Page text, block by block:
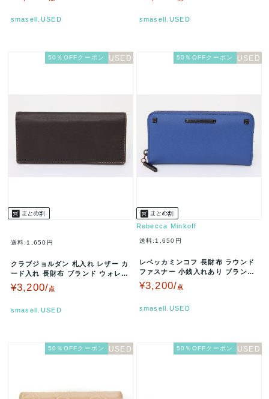
smasell.USED smasell.USED
50％OFFクーポン
送料:1,650円
クラブジョルダン 札入れ レザー カ
ード入れ 長財布 ブランド ウォレッ
ト メンズ ブラウン Clu…
¥3,200/点
smasell.USED
50％OFFクーポン
Rebecca Minkoff
送料:1,650円
レベッカミンコフ 長財布 ラウンド
ファスナー 小銭入れあり ブランド
ロングウォレット レディース …
¥3,200/点
smasell.USED
50％OFFクーポン 50％OFFクーポン